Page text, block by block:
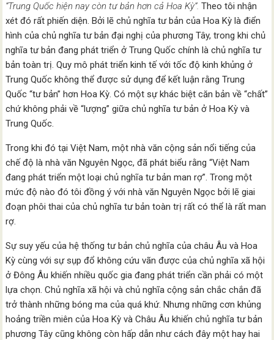
“Trung Quốc hiện nay còn tư bản hơn cả Hoa Kỳ”. Theo tôi nhận
xét đó rất phiến diện. Bởi lẽ chủ nghĩa tư bản của Hoa Kỳ là điển
hình của chủ nghĩa tư bản đại nghị của phương Tây, trong khi chủ
nghĩa tư bản đang phát triển ở Trung Quốc chính là chủ nghĩa tư
bản toàn trị. Quy mô phát triển kinh tế với tốc độ kinh khủng ở
Trung Quốc không thể được sử dụng để kết luận rằng Trung
Quốc “tư bản” hơn Hoa Kỳ. Có một sự khác biệt căn bản về “chất”
chứ không phải về “lượng” giữa chủ nghĩa tư bản ở Hoa Kỳ và
Trung Quốc.
Trong khi đó tại Việt Nam, một nhà văn cộng sản nổi tiếng của
chế độ là nhà văn Nguyên Ngọc, đã phát biểu rằng “Việt Nam
đang phát triển một loại chủ nghĩa tư bản man rợ”. Trong một
mức độ nào đó tôi đồng ý với nhà văn Nguyên Ngọc bởi lẽ giai
đoạn phôi thai của chủ nghĩa tư bản toàn trị rất có thể là rất man
rợ.
Sự suy yếu của hệ thống tư bản chủ nghĩa của châu Âu và Hoa
Kỳ cùng với sự sụp đổ không cứu vãn được của chủ nghĩa xã hội
ở Đông Âu khiến nhiều quốc gia đang phát triển cần phải có một
lựa chọn. Chủ nghĩa xã hội và chủ nghĩa cộng sản chắc chắn đã
trở thành những bóng ma của quá khứ. Nhưng những cơn khủng
hoảng triền miên của Hoa Kỳ và Châu Âu khiến chủ nghĩa tư bản
phương Tây cũng không còn hấp dẫn như cách đây một hay hai